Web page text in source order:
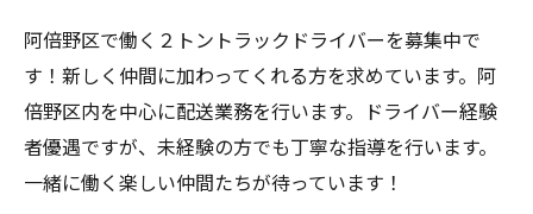
阿倍野区で働く２トントラックドライバーを募集中で
す！新しく仲間に加わってくれる方を求めています。阿
倍野区内を中心に配送業務を行います。ドライバー経験
者優遇ですが、未経験の方でも丁寧な指導を行います。
一緒に働く楽しい仲間たちが待っています！